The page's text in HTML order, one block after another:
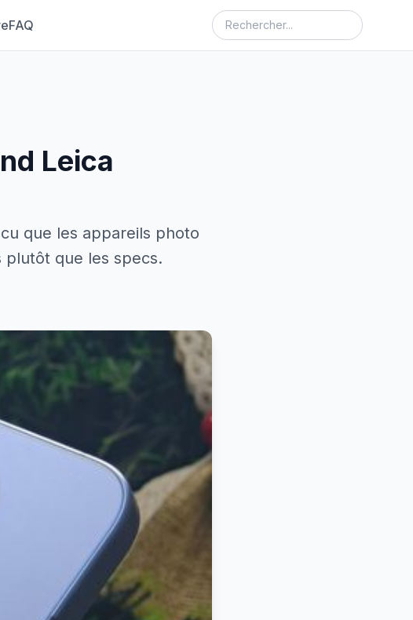
FAQ
Leica
que les appareils photo
plutôt que les specs.